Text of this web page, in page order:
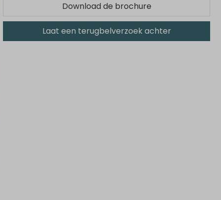
Download de brochure
Laat een terugbelverzoek achter